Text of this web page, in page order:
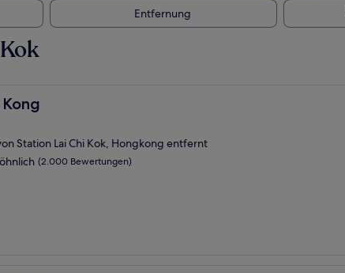
Entfernung
Station Lai Chi Kok, Hongkong entfernt
(2.000 Bewertungen)